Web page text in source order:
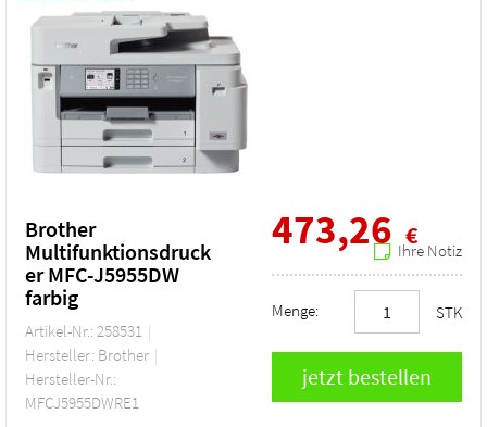
Brother
Multifunktionsdruck
er MFC-J5955DW
farbig
Artikel-Nr.: 258531
Hersteller: Brother
Hersteller-Nr.:
MFCJ5955DWRE1
473,26 €
Ihre Notiz
Menge: STK